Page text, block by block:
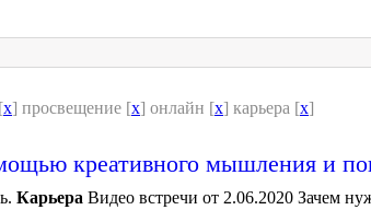
x] просвещение [x] онлайн [x] карьера [x]
креативного мышления и
Карьера Видео встречи от 2.06.2020 Зачем